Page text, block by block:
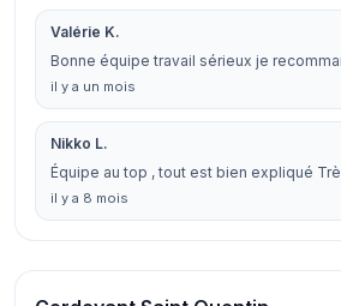
Valérie K.
Bonne équipe travail sérieux je
il y a un mois
Nikko L.
Équipe au top , tout est bien expliqué
il y a 8 mois